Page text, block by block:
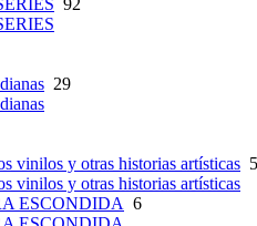
92
29
vinilos y otras historias artísticas
vinilos y otras historias artísticas
ESCONDIDA 6